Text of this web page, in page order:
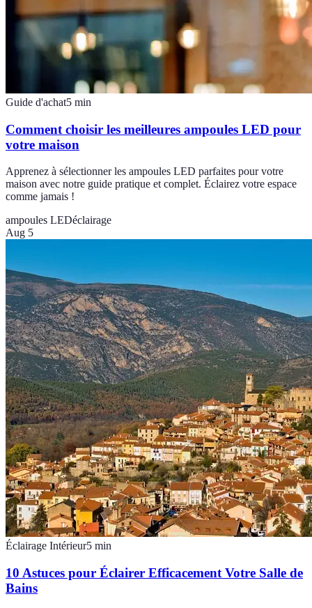
Guide d'achat5 min
Comment choisir les meilleures ampoules LED pour
votre maison
Apprenez à sélectionner les ampoules LED parfaites pour votre
maison avec notre guide pratique et complet. Éclairez votre espace
comme jamais !
ampoules LEDéclairage
Aug 5
Éclairage Intérieur5 min
10 Astuces pour Éclairer Efficacement Votre Salle de
Bains